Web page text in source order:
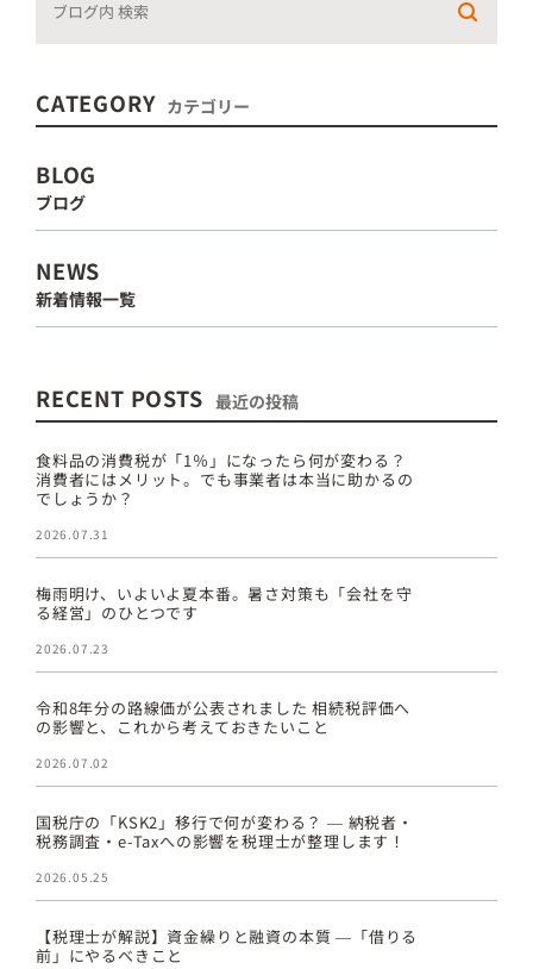
CATEGORY カテゴリー
BLOG
ブログ
NEWS
新着情報一覧
RECENT POSTS 最近の投稿
食料品の消費税が「1％」になったら何が変わる？
消費者にはメリット。でも事業者は本当に助かるの
でしょうか？
2026.07.31
梅雨明け、いよいよ夏本番。暑さ対策も「会社を守
る経営」のひとつです
2026.07.23
令和8年分の路線価が公表されました 相続税評価へ
の影響と、これから考えておきたいこと
2026.07.02
国税庁の「KSK2」移行で何が変わる？ ― 納税者・
税務調査・e-Taxへの影響を税理士が整理します！
2026.05.25
【税理士が解説】資金繰りと融資の本質 ―「借りる
前」にやるべきこと